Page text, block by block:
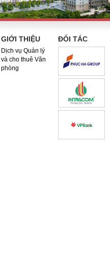
GIỚI THIỆU
Dịch vụ Quản lý
và cho thuê Văn
phòng
ĐỐI TÁC